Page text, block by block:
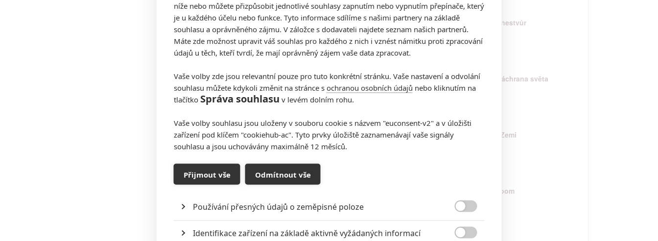
Percy Jackson: Moře nestvůr
2013
Liga spravedlivých: Záchrana světa
2013
Pacific Rim - Útok na Zemi
3, 2, 1... Frankie Go Boom
níže nebo můžete přizpůsobit jednotlivé souhlasy zapnutím nebo vypnutím přepínače, který
je u každého účelu nebo funkce. Tyto informace sdílíme s našimi partnery na základě
souhlasu a oprávněného zájmu. V záložce s dodavateli najdete seznam našich partnerů.
Máte zde možnost upravit váš souhlas pro každého z nich i vznést námitku proti zpracování
údajů u těch, kteří tvrdí, že mají oprávněný zájem vaše data zpracovat.
Vaše volby zde jsou relevantní pouze pro tuto konkrétní stránku. Vaše nastavení a odvolání
souhlasu můžete kdykoli změnit na stránce s ochranou osobních údajů nebo kliknutím na
tlačítko Správa souhlasu v levém dolním rohu.
Vaše volby souhlasu jsou uloženy v souboru cookie s názvem "euconsent-v2" a v úložišti
zařízení pod klíčem "cookiehub-ac". Tyto prvky úložiště zaznamenávají vaše signály
souhlasu a jsou uchovávány maximálně 12 měsíců.
Přijmout vše Odmítnout vše
Používání přesných údajů o zeměpisné poloze
Identifikace zařízení na základě aktivně vyžádaných informací